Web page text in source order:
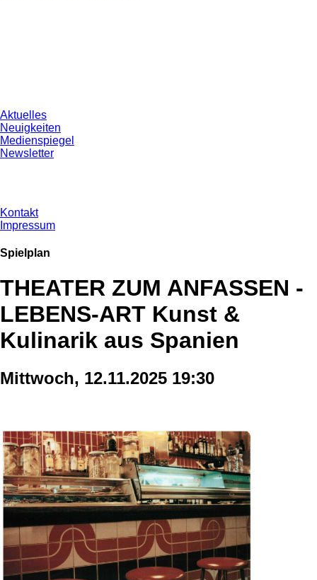
Aktuelles
Neuigkeiten
Medienspiegel
Newsletter
Kontakt
Impressum
Spielplan
THEATER ZUM ANFASSEN -
LEBENS-ART Kunst &
Kulinarik aus Spanien
Mittwoch, 12.11.2025 19:30